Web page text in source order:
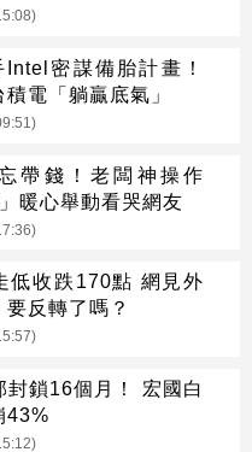
密謀備胎計畫！
電「躺贏底氣」
帶錢！老闆神操作
暖心舉動看哭網友
低收跌170點 網見外
反轉了嗎？
封鎖16個月！ 宏國白
43%